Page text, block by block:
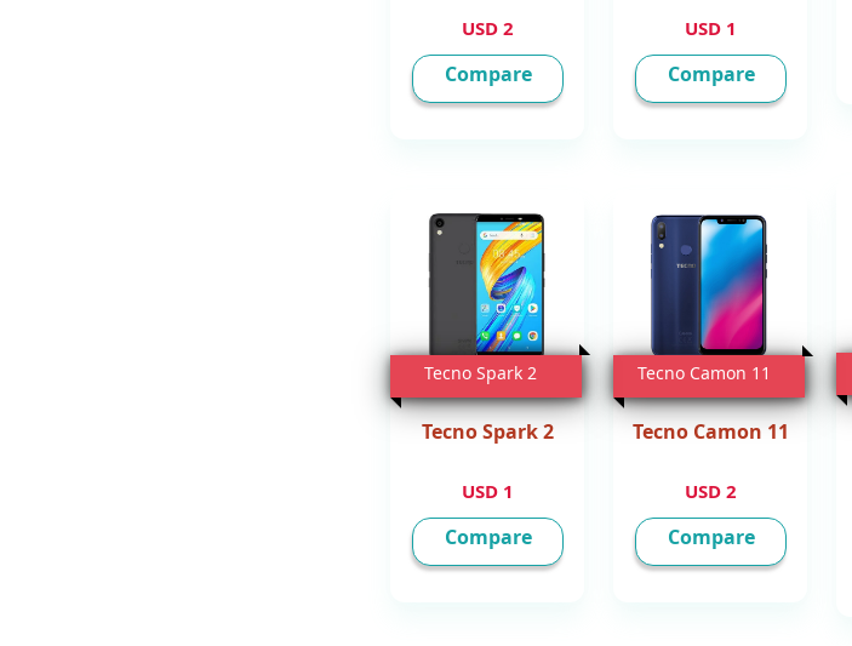
1 USD
Compare
2 USD
Compare
Tecno Camon 11
2 USD
Tecno Camon 11
Compare
Tecno Spark 2
1 USD
Tecno Spark 2
Compare